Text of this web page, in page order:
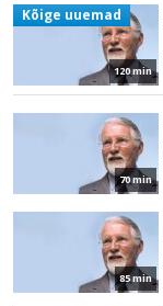
120 min
Kõige uuemad
70 min
85 min